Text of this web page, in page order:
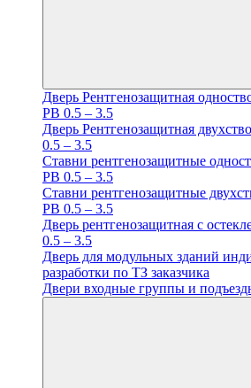
Дверь Рентгенозащитная
PB 0.5 – 3.5
Дверь Рентгенозащитная
0.5 – 3.5
Ставни рентгенозащитные
PB 0.5 – 3.5
Ставни рентгенозащитные
PB 0.5 – 3.5
Дверь рентгенозащитная с
0.5 – 3.5
Дверь для модульных зданий
разработки по ТЗ заказчика
Двери входные группы и